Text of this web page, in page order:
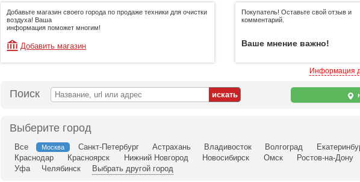
Добавьте магазин своего города по продаже техники для очистки
воздуха! Ваша
информация поможет многим!
Добавить магазин
Покупатель! Оставьте свой отзыв и
комментарий.
Ваше мнение важно!
Информация
Поиск
Выберите город
Все Москва Санкт-Петербург Астрахань Владивосток Волгоград
Краснодар
Красноярск Нижний Новгород Новосибирск Омск Ростов-на-Дону
Уфа
Челябинск Выбрать другой город